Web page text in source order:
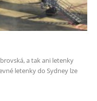
a tak ani letenky
letenky do Sydney lze